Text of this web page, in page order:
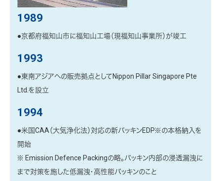
1989
●京都府福知山市に福知山工場（現福知山事業所）が竣工
1993
●東南アジアへの販売拠点としてNippon Pillar Singapore Pte
Ltd.を設立
1994
●米国CAA（大気浄化法）対応の新パッキンEDP※の本格納入を
開始
※ Emission Defence Packingの略。パッキン内部の浸透漏洩に
まで対策を施した低漏洩・高性能パッキンのこと